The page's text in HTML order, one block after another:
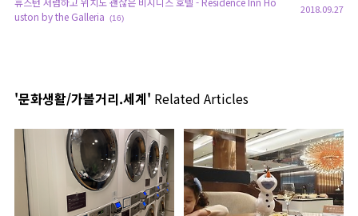
uston by the Galleria
(16)
2018.09.27
'문화생활/가볼거리.세계' Related Articles